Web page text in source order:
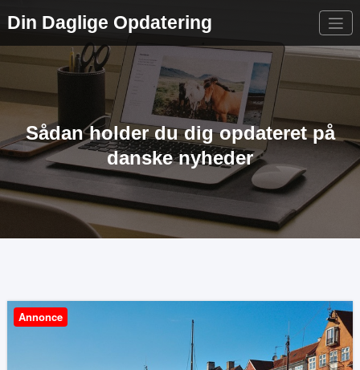
Din Daglige Opdatering
Sådan holder du dig opdateret på
danske nyheder
Annonce